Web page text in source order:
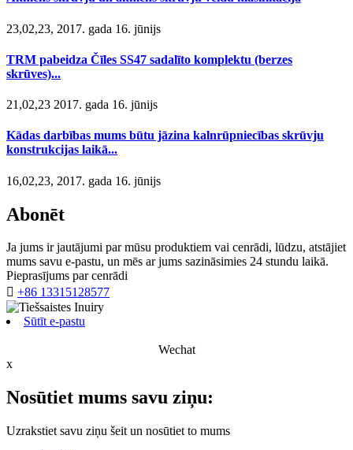
23,02,23, 2017. gada 16. jūnijs
TRM pabeidza Čīles SS47 sadalīto komplektu (berzes
skrūves)...
21,02,23 2017. gada 16. jūnijs
Kādas darbības mums būtu jāzina kalnrūpniecības skrūvju
konstrukcijas laikā...
16,02,23, 2017. gada 16. jūnijs
Abonēt
Ja jums ir jautājumi par mūsu produktiem vai cenrādi, lūdzu, atstājiet
mums savu e-pastu, un mēs ar jums sazināsimies 24 stundu laikā.
Pieprasījums par cenrādi
 +86 13315128577
Sūtīt e-pastu
Wechat
x
Nosūtiet mums savu ziņu:
Uzrakstiet savu ziņu šeit un nosūtiet to mums